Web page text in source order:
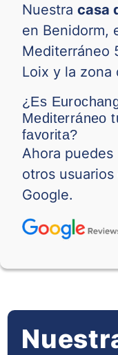
Nuestra casa
en Benidorm,
Mediterráneo
Loix y la zona
¿Es
Mediterráneo
favorita?
Ahora
otros
Google.